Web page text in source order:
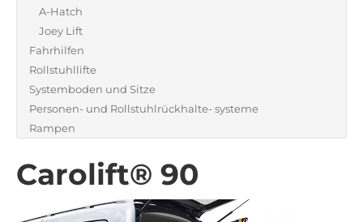
A-Hatch
Joey Lift
Fahrhilfen
Rollstuhllifte
Systemboden und Sitze
Personen- und Rollstuhlrückhalte- systeme
Rampen
Carolift® 90